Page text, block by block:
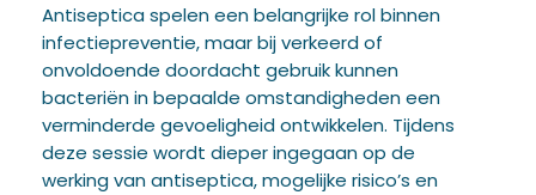
Antiseptica spelen een belangrijke rol binnen
infectiepreventie, maar bij verkeerd of
onvoldoende doordacht gebruik kunnen
bacteriën in bepaalde omstandigheden een
verminderde gevoeligheid ontwikkelen. Tijdens
deze sessie wordt dieper ingegaan op de
werking van antiseptica, mogelijke risico’s en